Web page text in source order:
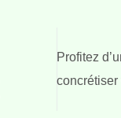
Profitez
concrétiser